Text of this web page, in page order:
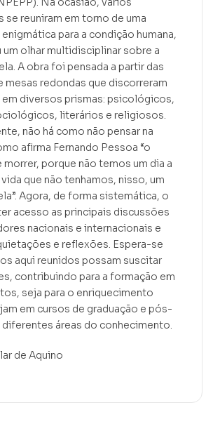
se reuniram em torno de uma
para a condição humana,
um olhar multidisciplinar sobre a
A obra foi pensada a partir das
mesas redondas que discorreram
diversos prismas: psicológicos,
literários e religiosos.
não há como não pensar na
afirma Fernando Pessoa “o
porque não temos um dia a
que não tenhamos, nisso, um
Agora, de forma sistemática, o
acesso as principais discussões
nacionais e internacionais e
e reflexões. Espera-se
aqui reunidos possam suscitar
contribuindo para a formação em
seja para o enriquecimento
em cursos de graduação e pós-
diferentes áreas do conhecimento.
de Aquino